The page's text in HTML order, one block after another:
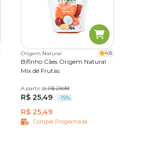
Origem Natural 4.8
Bifinho Cães Origem Natural
Mix de Frutas
60 g 300 g
A partir deR$ 29,99
R$ 25,49 -15%
R$ 25,49
Compra Programada